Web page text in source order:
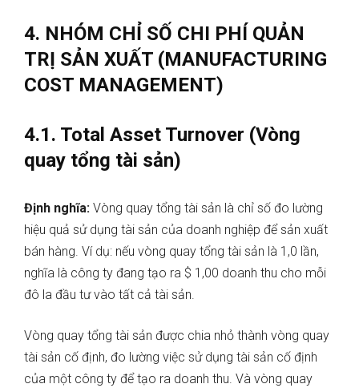
4. NHÓM CHỈ SỐ CHI PHÍ QUẢN
TRỊ SẢN XUẤT (MANUFACTURING
COST MANAGEMENT)
4.1. Total Asset Turnover (Vòng
quay tổng tài sản)
Định nghĩa: Vòng quay tổng tài sản là chỉ số đo lường
hiệu quả sử dụng tài sản của doanh nghiệp để sản xuất
bán hàng. Ví dụ: nếu vòng quay tổng tài sản là 1,0 lần,
nghĩa là công ty đang tạo ra $ 1,00 doanh thu cho mỗi
đô la đầu tư vào tất cả tài sản.
Vòng quay tổng tài sản được chia nhỏ thành vòng quay
tài sản cố định, đo lường việc sử dụng tài sản cố định
của một công ty để tạo ra doanh thu. Và vòng quay